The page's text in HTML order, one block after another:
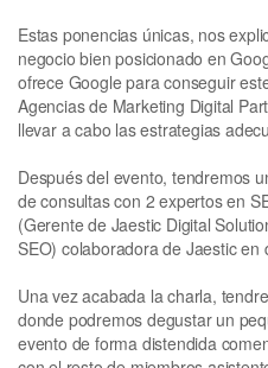
Estas ponencias únicas, nos
negocio bien posicionado en
ofrece Google para conseguir
Agencias de Marketing Digital
llevar a cabo las estrategias
Después del evento, tendremos
de consultas con 2 expertos en
(Gerente de Jaestic Digital
SEO) colaboradora de Jaestic en
Una vez acabada la charla,
donde podremos degustar un
evento de forma distendida